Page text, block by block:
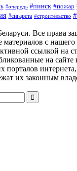
#очередь #пинск #пожар
#сигарета #строительство
Все права
с нашего
ссылкой на
на сайте
порталов
их законным